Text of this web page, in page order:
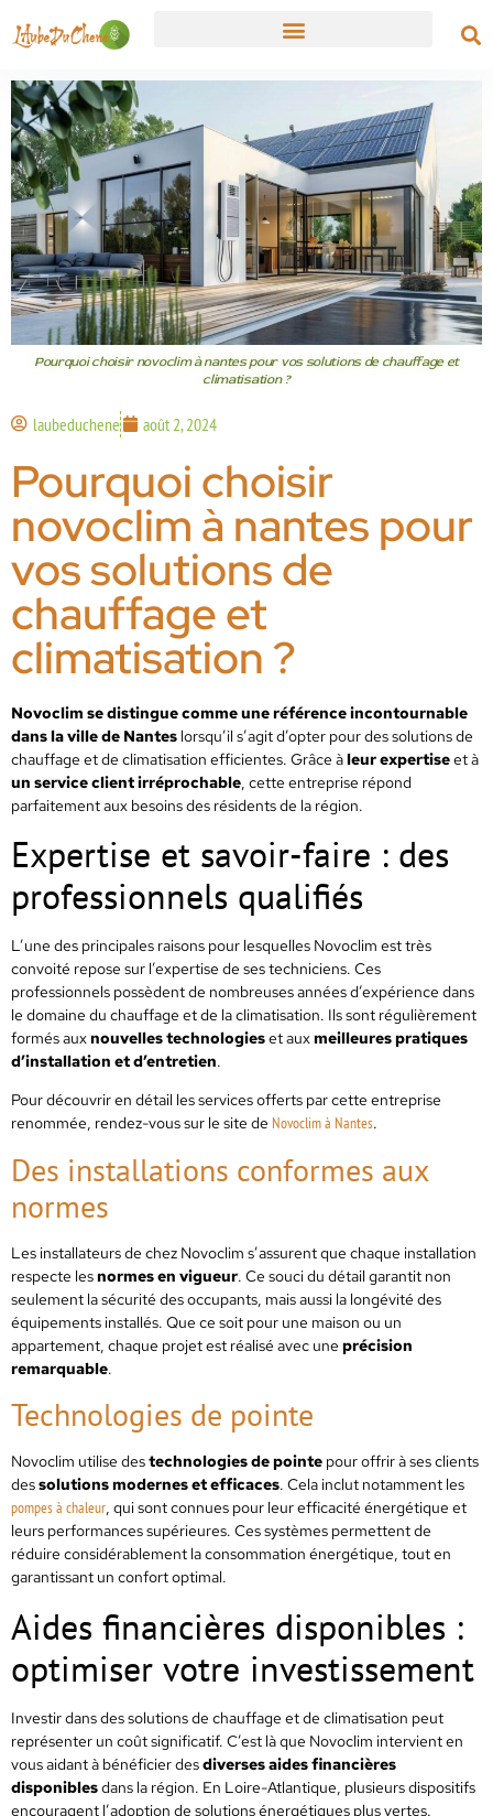
Pourquoi choisir novoclim à nantes pour vos solutions de chauffage et
climatisation ?
laubeduchene août 2, 2024
Pourquoi choisir
novoclim à nantes pour
vos solutions de
chauffage et
climatisation ?
Novoclim se distingue comme une référence incontournable
dans la ville de Nantes lorsqu’il s’agit d’opter pour des solutions de
chauffage et de climatisation efficientes. Grâce àleur expertiseet à
un service client irréprochable, cette entreprise répond
parfaitement aux besoins des résidents de la région.
Expertise et savoir-faire : des
professionnels qualifiés
L’une des principales raisons pour lesquelles Novoclim est très
convoité repose sur l’expertise de ses techniciens. Ces
professionnels possèdent de nombreuses années d’expérience dans
le domaine du chauffage et de la climatisation. Ils sont régulièrement
formés auxnouvelles technologieset auxmeilleures pratiques
d’installation et d’entretien.
Pour découvrir en détail les services offerts par cette entreprise
renommée, rendez-vous sur le site de Novoclim à Nantes.
Des installations conformes aux
normes
Les installateurs de chez Novoclim s’assurent que chaque installation
respecte lesnormes en vigueur. Ce souci du détail garantit non
seulement la sécurité des occupants, mais aussi la longévité des
équipements installés. Que ce soit pour une maison ou un
appartement, chaque projet est réalisé avec une précision
remarquable.
Technologies de pointe
Novoclim utilise destechnologies de pointe pour offrir à ses clients
dessolutions modernes et efficaces. Cela inclut notamment les
pompes à chaleur, qui sont connues pour leur efficacité énergétique et
leurs performances supérieures. Ces systèmes permettent de
réduire considérablement la consommation énergétique, tout en
garantissant un confort optimal.
Aides financières disponibles :
optimiser votre investissement
Investir dans des solutions de chauffage et de climatisation peut
représenter un coût significatif. C’est là que Novoclim intervient en
vous aidant à bénéficier desdiverses aides financières
disponiblesdans la région. En Loire-Atlantique, plusieurs dispositifs
encouragent l’adoption de solutions énergétiques plus vertes.